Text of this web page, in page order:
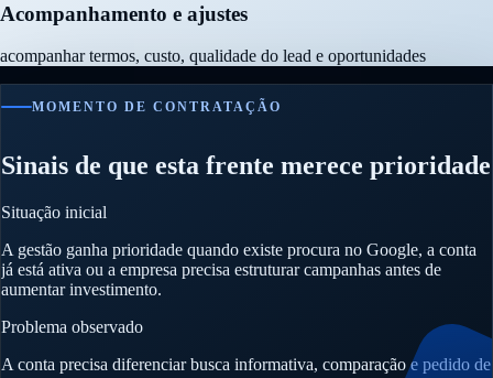
Acompanhamento e ajustes
acompanhar termos, custo, qualidade do lead e oportunidades
MOMENTO DE CONTRATAÇÃO
Sinais de que esta frente merece prioridade
Situação inicial
A gestão ganha prioridade quando existe procura no Google, a conta
já está ativa ou a empresa precisa estruturar campanhas antes de
aumentar investimento.
Problema observado
A conta precisa diferenciar busca informativa, comparação e pedido de